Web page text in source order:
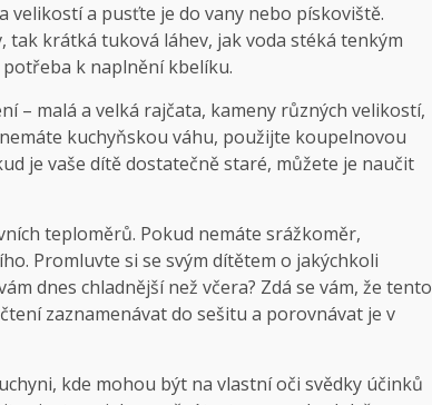
velikostí a pusťte je do vany nebo pískoviště.
krátká tuková láhev, jak voda stéká tenkým
k naplnění kbelíku.
– malá a velká rajčata, kameny různých velikostí,
kuchyňskou váhu, použijte koupelnovou
je vaše dítě dostatečně staré, můžete je naučit
teploměrů. Pokud nemáte srážkoměr,
Promluvte si se svým dítětem o jakýchkoli
dnes chladnější než včera? Zdá se vám, že tento
zaznamenávat do sešitu a porovnávat je v
kde mohou být na vlastní oči svědky účinků